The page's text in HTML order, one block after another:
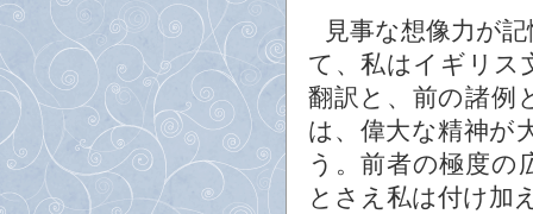
見事な想像力が
て、私はイギリス
翻訳と、前の諸例
は、偉大な精神が
う。前者の極度の
とさえ私は付け加